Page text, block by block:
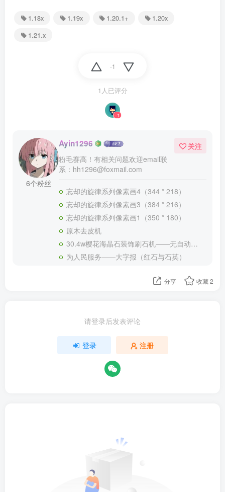
1.18x 1.19x 1.20.1+
1.20x
1.21.x
-1
1人已评分
-1
6个粉丝
Ayin1296
粉毛赛高！有相关问题欢迎email联
系：hh1296@foxmail.com
关注
忘却的旋律系列像素画4（344 * 218）
忘却的旋律系列像素画3（384 * 216）
忘却的旋律系列像素画1（350 * 180）
原木去皮机
30.4w樱花海晶石装饰刷石机——无自动打包纯漏斗收集
为人民服务——大字报（红石与石英）
分享 收藏2
请登录后发表评论
登录 注册